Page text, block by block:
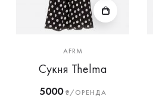
AFRM
Сукня Thelma
5000₴/ОРЕНДА